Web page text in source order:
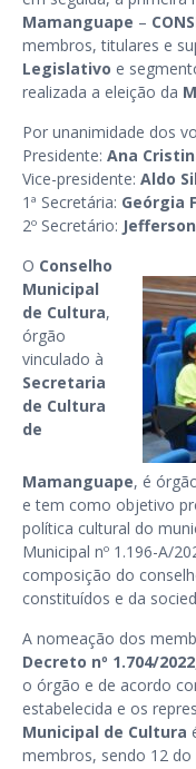
Mamanguape –
membros, titulares e
Legislativo e
realizada a eleição da
Por unanimidade dos
Presidente: Ana
Vice-presidente: Aldo
1ª Secretária: Geórgia
2º Secretário:
O Conselho
Municipal
de Cultura,
órgão
vinculado à
Secretaria
de Cultura
de
Mamanguape, é
e tem como objetivo
política cultural do
Municipal nº 1.196-A/
composição do
constituídos e da
A nomeação dos
Decreto nº 1.704/2022
o órgão e de acordo
estabelecida e os
Municipal de Cultura
membros, sendo 12 do